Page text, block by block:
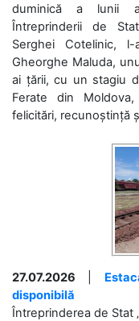
duminică a lunii
Întreprinderii de
Serghei Cotelinic,
Gheorghe Maluda,
ai țării, cu un stagiu
Ferate din
felicitări, recunoștință
27.07.2026
disponibilă
Întreprinderea de Stat